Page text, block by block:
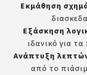
Εκμάθηση
Εξάσκηση
ιδανικό για
Ανάπτυξη
από το